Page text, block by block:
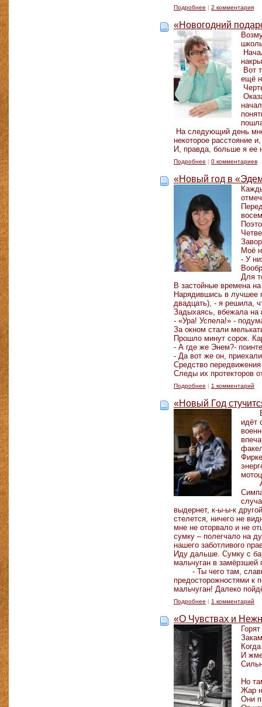
Подробнее | 2 комментария
«Новогодний
Вот
ещё
На следующий день
некоторое расстояние
И, правда, больше я ее
Подробнее | 0 комментариев
«Новый год в
Моё
- У
Для
В застойные времена
Нарядившись в лучшее
двадцать), - я решила,
Задыхаясь, вбежала на
- «Ура! Успела!» -
За окном стали
Прошло минут сорок.
- А где же Энем?-
- Да вот же он,
Средство
Следы их протекторов
Подробнее | 1 комментарий
«Новый Год
идёт
выдернет, к-ы-ы-к
стелется, ничего не
мне не оторвало и не
сумку – полегчало на
нашего заботливого
Иду дальше. Сумку с
мальчуган в замёрзшей
- Ты чего там,
предосторожностями к
мальчуган! Далеко
Подробнее | 1 комментарий
«О Чувствах и
И
Но
Жар
Они